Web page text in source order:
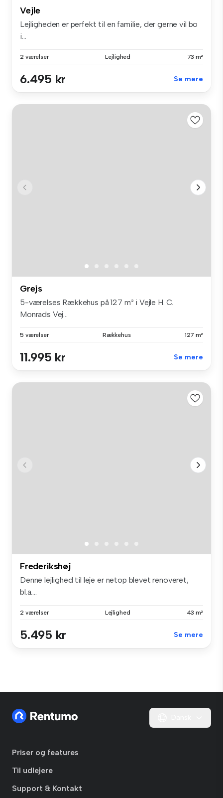
Vejle
Lejligheden er perfekt til en familie, der gerne vil bo
i...
2 værelser Lejlighed 73 m²
6.495 kr Se mere
Grejs
5-værelses Rækkehus på 127 m² i Vejle H. C.
Monrads Vej...
5 værelser Rækkehus 127 m²
11.995 kr Se mere
Frederikshøj
Denne lejlighed til leje er netop blevet renoveret,
bl.a....
2 værelser Lejlighed 43 m²
5.495 kr Se mere
Priser og features
Til udlejere
Support & Kontakt